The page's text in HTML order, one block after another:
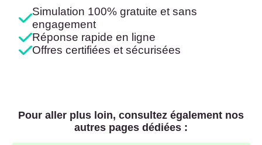
Simulation 100% gratuite et sans
engagement
Réponse rapide en ligne
Offres certifiées et sécurisées
Pour aller plus loin, consultez également nos
autres pages dédiées :